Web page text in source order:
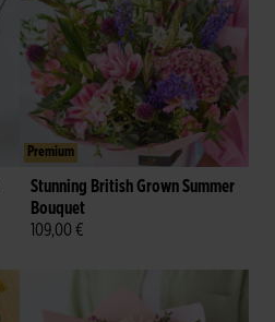
Premium
Stunning British Grown Summer
Bouquet
109,00 €